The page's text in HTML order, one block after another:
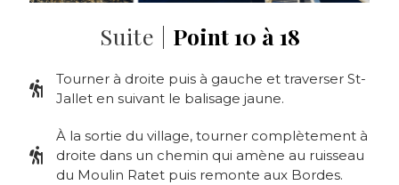
Suite | Point 10 à 18
Tourner à droite puis à gauche et traverser St-
Jallet en suivant le balisage jaune.
À la sortie du village, tourner complètement à
droite dans un chemin qui amène au ruisseau
du Moulin Ratet puis remonte aux Bordes.